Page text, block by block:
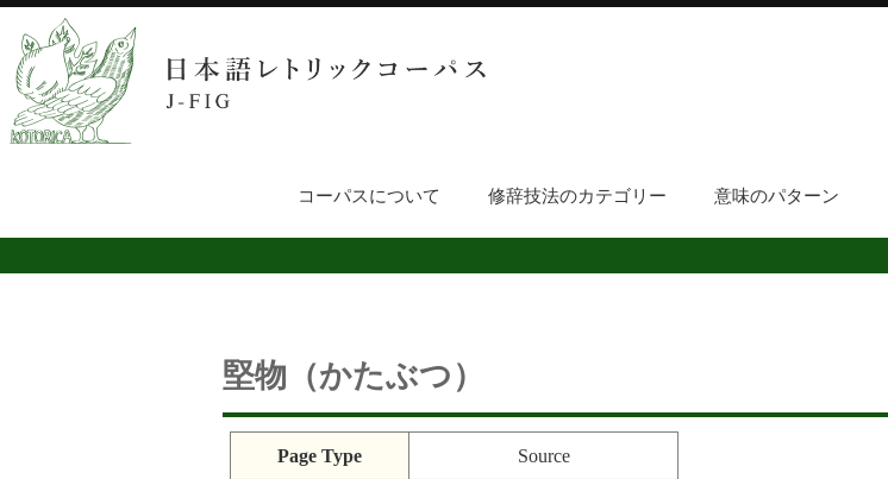
コーパスについて 修辞技法のカテゴリー 意味のパターン
堅物（かたぶつ）
Page Type Source